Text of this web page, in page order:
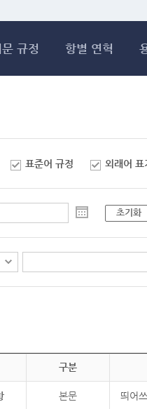
문 규정 항별 연혁
표준어 규정 외래어 표
초기화
구분
본문 띄어